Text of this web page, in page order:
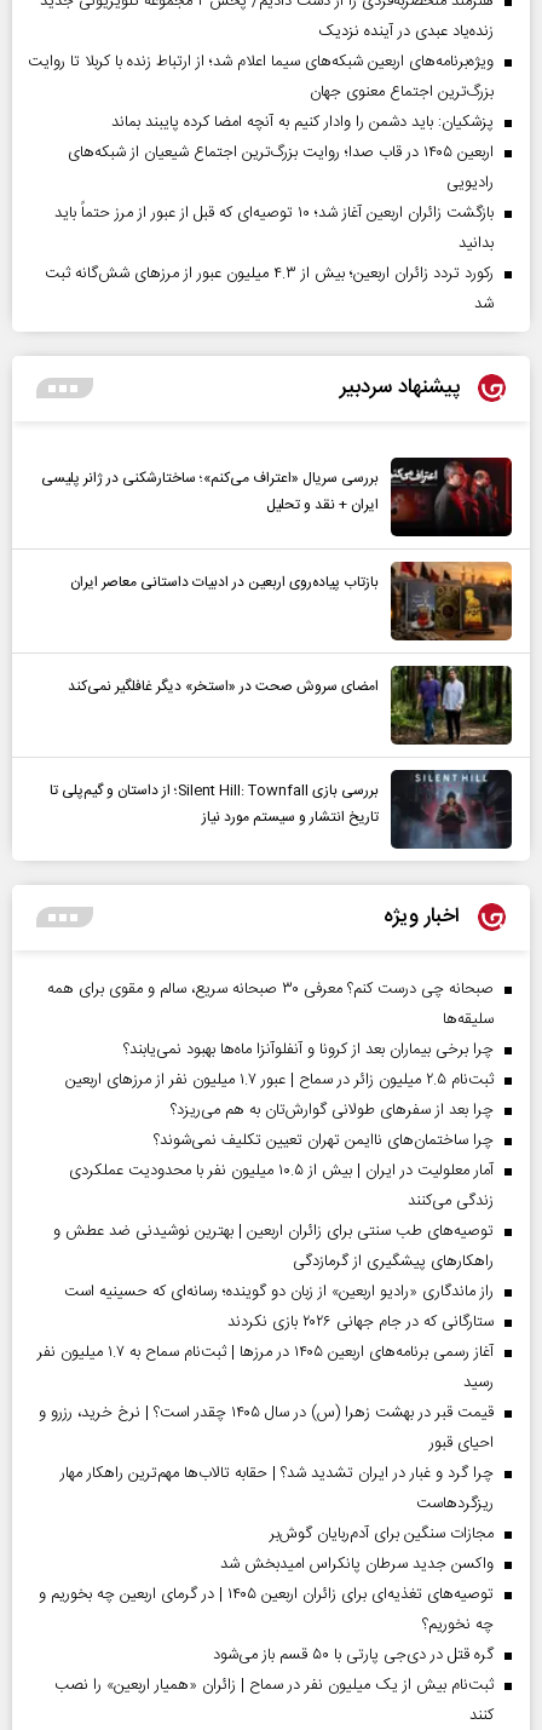
زنده‌یاد عبدی در آینده نزدیک
ویژه‌برنامه‌های اربعین شبکه‌های سیما اعلام شد؛ از ارتباط زنده با کربلا تا روایت
بزرگ‌ترین اجتماع معنوی جهان
پزشکیان: باید دشمن را وادار کنیم به آنچه امضا کرده پایبند بماند
اربعین ۱۴۰۵ در قاب صدا؛ روایت بزرگ‌ترین اجتماع شیعیان از شبکه‌های
رادیویی
بازگشت زائران اربعین آغاز شد؛ ۱۰ توصیه‌ای که قبل از عبور از مرز حتماً باید
بدانید
رکورد تردد زائران اربعین؛ بیش از ۴.۳ میلیون عبور از مرزهای شش‌گانه ثبت
شد
پیشنهاد سردبیر
بررسی سریال «اعتراف می‌کنم»؛ ساختارشکنی در ژانر پلیسی
ایران + نقد و تحلیل
بازتاب پیاده‌روی اربعین در ادبیات داستانی معاصر ایران
امضای سروش صحت در «استخر» دیگر غافلگیر نمی‌کند
بررسی بازی Silent Hill: Townfall؛ از داستان و گیم‌پلی تا
تاریخ انتشار و سیستم مورد نیاز
اخبار ویژه
صبحانه چی درست کنم؟ معرفی ۳۰ صبحانه سریع، سالم و مقوی برای همه
سلیقه‌ها
چرا برخی بیماران بعد از کرونا و آنفلوآنزا ماه‌ها بهبود نمی‌یابند؟
ثبت‌نام ۲.۵ میلیون زائر در سماح | عبور ۱.۷ میلیون نفر از مرز‌های اربعین
چرا بعد از سفرهای طولانی گوارش‌تان به هم می‌ریزد؟
چرا ساختمان‌های ناایمن تهران تعیین تکلیف نمی‌شوند؟
آمار معلولیت در ایران | بیش از ۱۰.۵ میلیون نفر با محدودیت عملکردی
زندگی می‌کنند
توصیه‌های طب سنتی برای زائران اربعین | بهترین نوشیدنی ضد عطش و
راهکارهای پیشگیری از گرمازدگی
راز ماندگاری «رادیو اربعین» از زبان دو گوینده؛ رسانه‌ای که حسینیه است
ستارگانی که در جام جهانی ۲۰۲۶ بازی نکردند
آغاز رسمی برنامه‌های اربعین ۱۴۰۵ در مرز‌ها | ثبت‌نام سماح به ۱.۷ میلیون نفر
رسید
قیمت قبر در بهشت زهرا (س) در سال ۱۴۰۵ چقدر است؟ | نرخ خرید، رزرو و
احیای قبور
چرا گرد و غبار در ایران تشدید شد؟ | حقابه تالاب‌ها مهم‌ترین راهکار مهار
ریزگردهاست
مجازات سنگین برای آدم‌ربایان گوش‌بر
واکسن جدید سرطان پانکراس امیدبخش شد
توصیه‌های تغذیه‌ای برای زائران اربعین ۱۴۰۵ | در گرمای اربعین چه بخوریم و
چه نخوریم؟
گره قتل در دی‌جی پارتی با ۵۰ قسم باز می‌شود
ثبت‌نام بیش از یک میلیون نفر در سماح | زائران «همیار اربعین» را نصب
کنند